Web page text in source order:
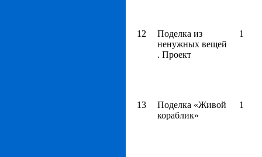
12
Поделка из
ненужных вещей
. Проект
1
13
Поделка «Живой
кораблик»
1